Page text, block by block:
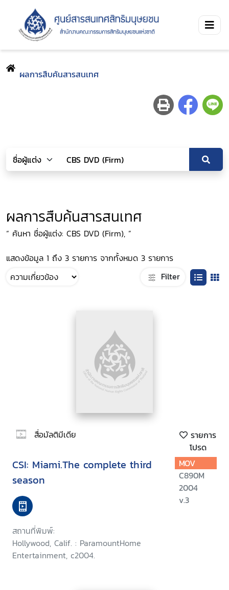
ผลการสืบค้นสารสนเทศ
ผลการสืบค้นสารสนเทศ
“ ค้นหา ชื่อผู้แต่ง: CBS DVD (Firm), ”
แสดงข้อมูล 1 ถึง 3 รายการ จากทั้งหมด 3 รายการ
Filter
สื่อมัลติมีเดีย
รายการ
โปรด
CSI: Miami.The complete third
season
สถานที่พิมพ์:
Hollywood, Calif. : ParamountHome
Entertainment, c2004.
MOV
C890M
2004
v.3